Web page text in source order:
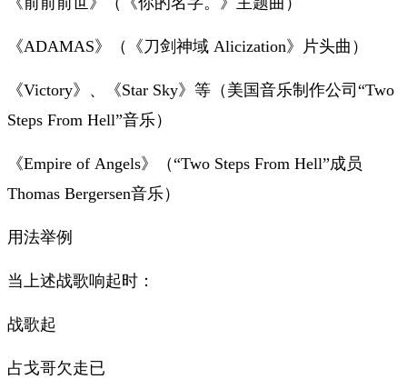
《ADAMAS》（《刀剑神域 Alicization》片头曲）
《Victory》、《Star Sky》等（美国音乐制作公司“Two
Steps From Hell”音乐）
《Empire of Angels》（“Two Steps From Hell”成员
Thomas Bergersen音乐）
用法举例
当上述战歌响起时：
战歌起
占戈哥欠走已